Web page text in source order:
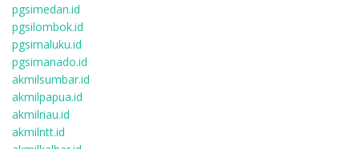
pgsimedan.id
pgsilombok.id
pgsimaluku.id
pgsimanado.id
akmilsumbar.id
akmilpapua.id
akmilriau.id
akmilntt.id